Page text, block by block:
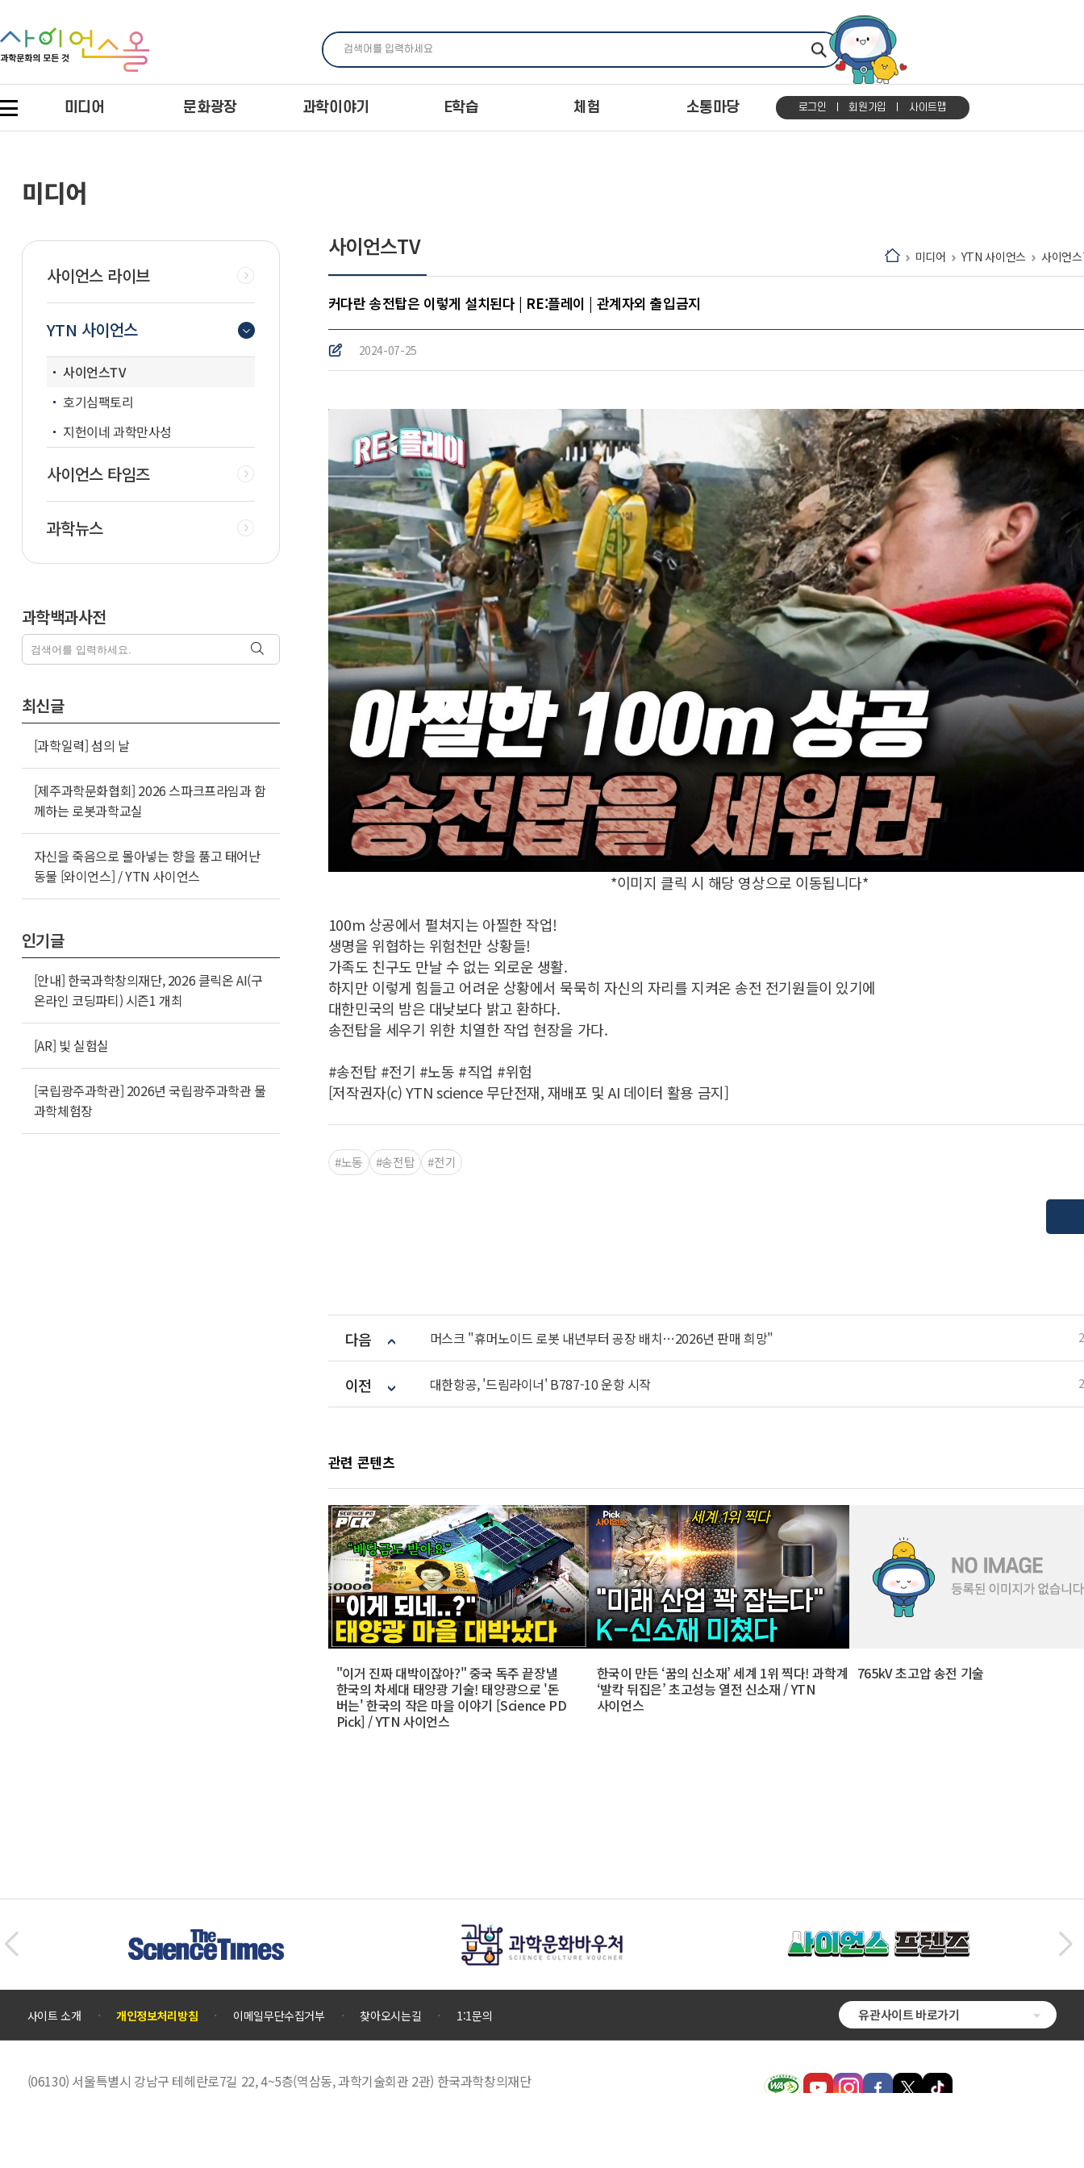
미디어 문화광장 과학이야기 E학습 체험 소통마당 로그인 회원가입 사이트맵
사이언스TV 미디어 YTN 사이언스 사이언
미디어
사이언스 라이브
YTN 사이언스
사이언스TV
호기심팩토리
지헌이네 과학만사성
사이언스 타임즈
과학뉴스
과학백과사전
최신글
[과학일력] 섬의 날
[제주과학문화협회] 2026 스파크프라임과 함
께하는 로봇과학교실
자신을 죽음으로 몰아넣는 향을 품고 태어난
동물 [와이언스] / YTN 사이언스
인기글
[안내] 한국과학창의재단, 2026 클릭온 AI(구
온라인 코딩파티) 시즌1 개최
[AR] 빛 실험실
[국립광주과학관] 2026년 국립광주과학관 물
과학체험장
커다란 송전탑은 이렇게 설치된다 | RE:플레이 | 관계자외 출입금지
2024-07-25
*이미지 클릭 시 해당 영상으로 이동됩니다*
100m 상공에서 펼쳐지는 아찔한 작업!
생명을 위협하는 위험천만 상황들!
가족도 친구도 만날 수 없는 외로운 생활.
하지만 이렇게 힘들고 어려운 상황에서 묵묵히 자신의 자리를 지켜온 송전 전기원들이 있기에
대한민국의 밤은 대낮보다 밝고 환하다.
송전탑을 세우기 위한 치열한 작업 현장을 가다.
#송전탑 #전기 #노동 #직업 #위험
[저작권자(c) YTN science 무단전재, 재배포 및 AI 데이터 활용 금지]
#노동 #송전탑 #전기
다음 머스크 "휴머노이드 로봇 내년부터 공장 배치…2026년 판매 희망"
이전 대한항공, '드림라이너' B787-10 운항 시작
관련 콘텐츠
"이거 진짜 대박이잖아?" 중국 독주 끝장낼
한국의 차세대 태양광 기술! 태양광으로 '돈
버는' 한국의 작은 마을 이야기 [Science PD
Pick] / YTN 사이언스
한국이 만든 ‘꿈의 신소재’ 세계 1위 찍다! 과학계
‘발칵 뒤집은’ 초고성능 열전 신소재 / YTN
사이언스
765kV 초고압 송전 기술
사이트 소개 개인정보처리방침 이메일무단수집거부 찾아오시는길 1:1문의 유관사이트 바로가기
(06130) 서울특별시 강남구 테헤란로7길 22, 4~5층(역삼동, 과학기술회관 2관) 한국과학창의재단